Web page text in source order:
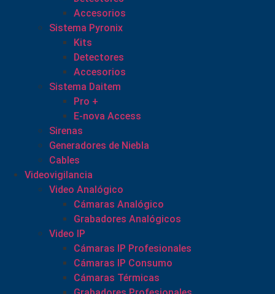
Accesorios
Sistema Pyronix
Kits
Detectores
Accesorios
Sistema Daitem
Pro +
E-nova Access
Sirenas
Generadores de Niebla
Cables
Videovigilancia
Video Analógico
Cámaras Analógico
Grabadores Analógicos
Video IP
Cámaras IP Profesionales
Cámaras IP Consumo
Cámaras Térmicas